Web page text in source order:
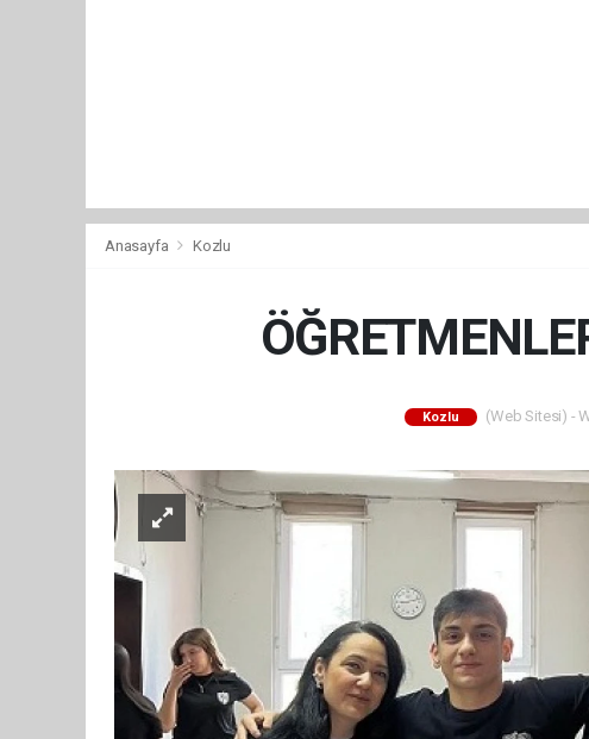
Anasayfa Kozlu
Kozlu (Web Sitesi) -